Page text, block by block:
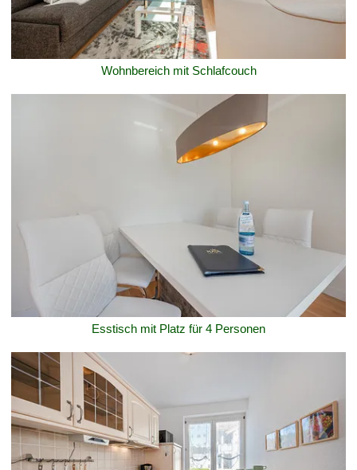
Wohnbereich mit Schlafcouch
Esstisch mit Platz für 4 Personen